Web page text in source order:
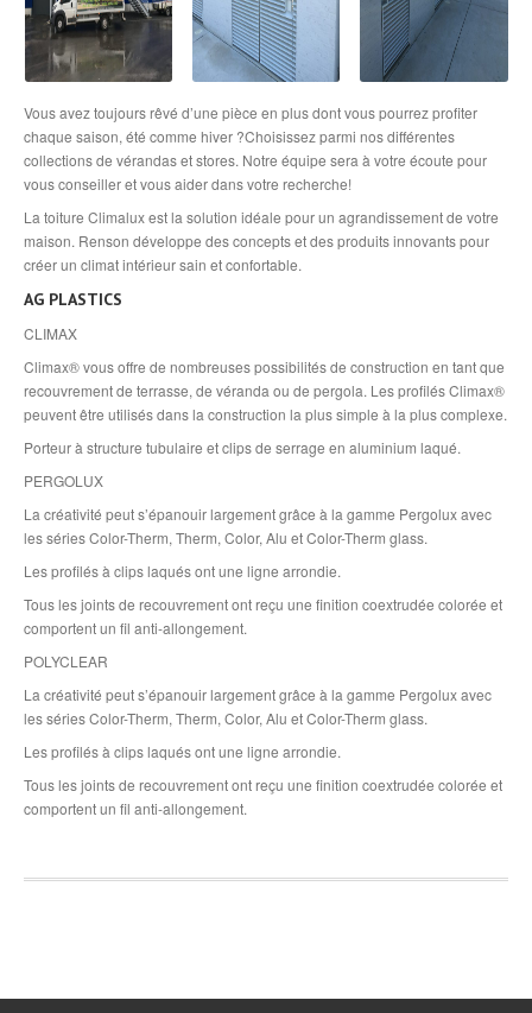
Vous avez toujours rêvé d’une pièce en plus dont vous pourrez profiter
chaque saison, été comme hiver ?Choisissez parmi nos différentes
collections de vérandas et stores. Notre équipe sera à votre écoute pour
vous conseiller et vous aider dans votre recherche!
La toiture Climalux est la solution idéale pour un agrandissement de votre
maison. Renson développe des concepts et des produits innovants pour
créer un climat intérieur sain et confortable.
AG PLASTICS
CLIMAX
Climax® vous offre de nombreuses possibilités de construction en tant que
recouvrement de terrasse, de véranda ou de pergola. Les profilés Climax®
peuvent être utilisés dans la construction la plus simple à la plus complexe.
Porteur à structure tubulaire et clips de serrage en aluminium laqué.
PERGOLUX
La créativité peut s’épanouir largement grâce à la gamme Pergolux avec
les séries Color-Therm, Therm, Color, Alu et Color-Therm glass.
Les profilés à clips laqués ont une ligne arrondie.
Tous les joints de recouvrement ont reçu une finition coextrudée colorée et
comportent un fil anti-allongement.
POLYCLEAR
La créativité peut s’épanouir largement grâce à la gamme Pergolux avec
les séries Color-Therm, Therm, Color, Alu et Color-Therm glass.
Les profilés à clips laqués ont une ligne arrondie.
Tous les joints de recouvrement ont reçu une finition coextrudée colorée et
comportent un fil anti-allongement.